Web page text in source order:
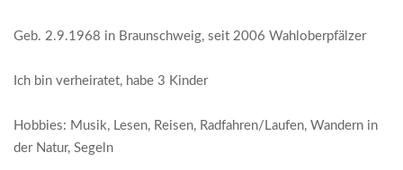
AMBERG
-
Geb. 2.9.1968 in Braunschweig, seit 2006 Wahloberpfälzer
Ich bin verheiratet, habe 3 Kinder
Hobbies: Musik, Lesen, Reisen, Radfahren/Laufen, Wandern in
der Natur, Segeln